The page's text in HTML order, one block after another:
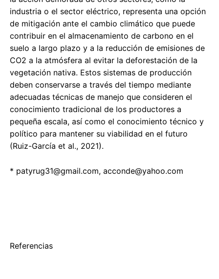
industria o el sector eléctrico, representa una opción
de mitigación ante el cambio climático que puede
contribuir en el almacenamiento de carbono en el
suelo a largo plazo y a la reducción de emisiones de
CO2 a la atmósfera al evitar la deforestación de la
vegetación nativa. Estos sistemas de producción
deben conservarse a través del tiempo mediante
adecuadas técnicas de manejo que consideren el
conocimiento tradicional de los productores a
pequeña escala, así como el conocimiento técnico y
político para mantener su viabilidad en el futuro
(Ruiz-García et al., 2021).
* patyrug31@gmail.com, acconde@yahoo.com
Referencias